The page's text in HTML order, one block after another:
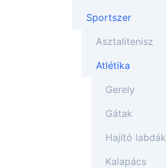
Sportszer
Asztalitenisz
Atlétika
Gerely
Gátak
Hajító labdák
Kalapács